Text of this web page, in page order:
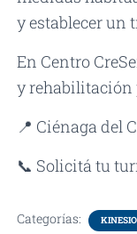
y establecer un
En Centro
y rehabilitación
📍 Ciénaga del
📞 Solicitá tu
Categorías: